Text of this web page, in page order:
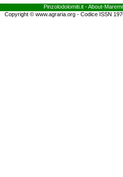
Pinzolodolomiti.it - About-
Copyright © www.agraria.org - Codice ISSN